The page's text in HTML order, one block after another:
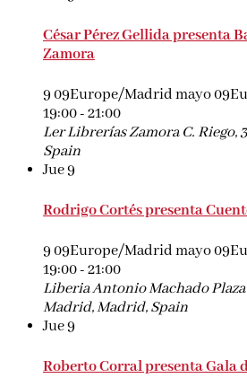
César Pérez Gellida presenta
Zamora
9 09Europe/Madrid mayo
19:00-21:00
Ler Librerías ZamoraC. Riego,
Spain
Jue9
Rodrigo Cortés presenta
9 09Europe/Madrid mayo
19:00-21:00
Liberia Antonio MachadoPlaza
Madrid, Madrid, Spain
Jue9
Roberto Corral presenta Gala